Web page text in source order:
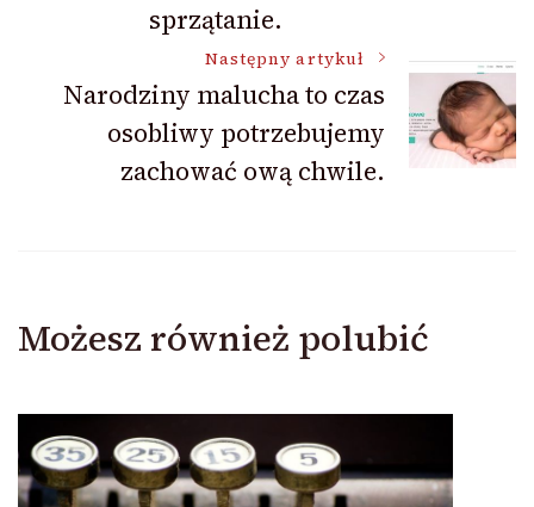
sprzątanie.
Następny artykuł
Narodziny malucha to czas
osobliwy potrzebujemy
zachować ową chwile.
Możesz również polubić